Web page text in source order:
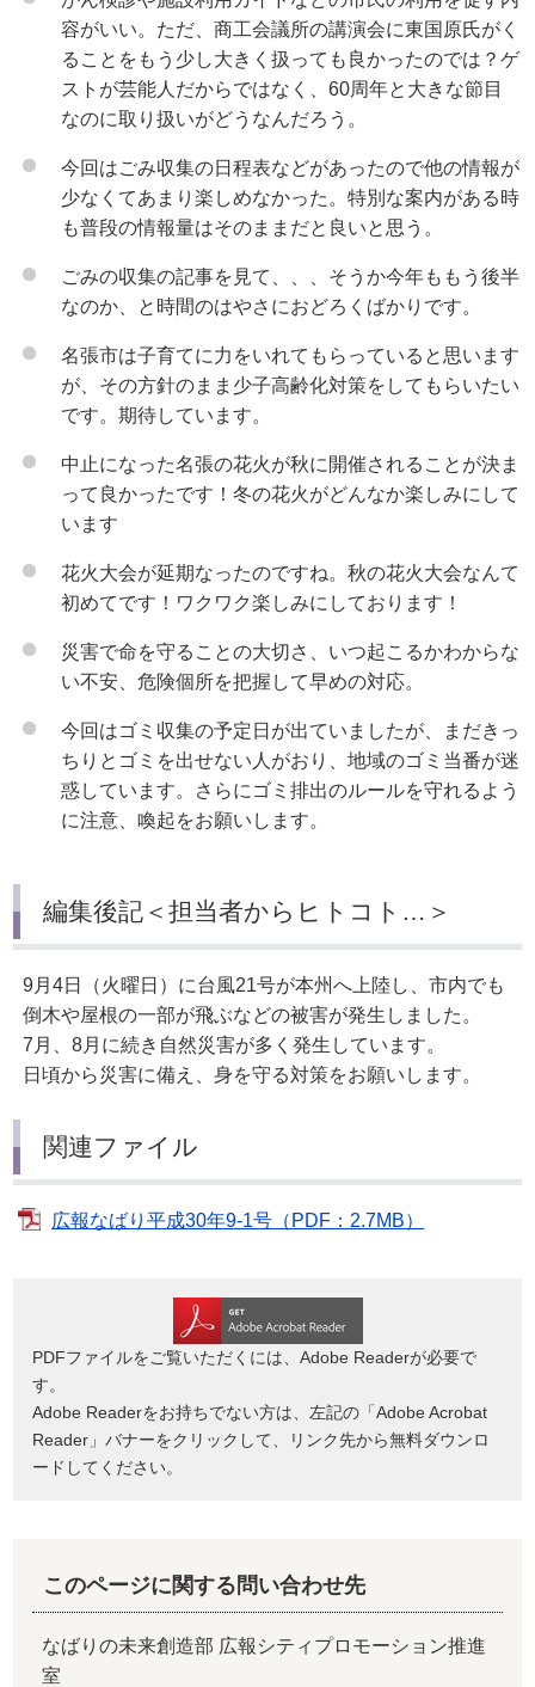
容がいい。ただ、商工会議所の講演会に東国原氏がく
ることをもう少し大きく扱っても良かったのでは？ゲ
ストが芸能人だからではなく、60周年と大きな節目
なのに取り扱いがどうなんだろう。
今回はごみ収集の日程表などがあったので他の情報が
少なくてあまり楽しめなかった。特別な案内がある時
も普段の情報量はそのままだと良いと思う。
ごみの収集の記事を見て、、、そうか今年ももう後半
なのか、と時間のはやさにおどろくばかりです。
名張市は子育てに力をいれてもらっていると思います
が、その方針のまま少子高齢化対策をしてもらいたい
です。期待しています。
中止になった名張の花火が秋に開催されることが決ま
って良かったです！冬の花火がどんなか楽しみにして
います
花火大会が延期なったのですね。秋の花火大会なんて
初めてです！ワクワク楽しみにしております！
災害で命を守ることの大切さ、いつ起こるかわからな
い不安、危険個所を把握して早めの対応。
今回はゴミ収集の予定日が出ていましたが、まだきっ
ちりとゴミを出せない人がおり、地域のゴミ当番が迷
惑しています。さらにゴミ排出のルールを守れるよう
に注意、喚起をお願いします。
編集後記＜担当者からヒトコト…＞
9月4日（火曜日）に台風21号が本州へ上陸し、市内でも
倒木や屋根の一部が飛ぶなどの被害が発生しました。
7月、8月に続き自然災害が多く発生しています。
日頃から災害に備え、身を守る対策をお願いします。
関連ファイル
広報なばり平成30年9-1号（PDF：2.7MB）
PDFファイルをご覧いただくには、Adobe Readerが必要で
す。
Adobe Readerをお持ちでない方は、左記の「Adobe Acrobat
Reader」バナーをクリックして、リンク先から無料ダウンロ
ードしてください。
このページに関する問い合わせ先
なばりの未来創造部 広報シティプロモーション推進
室